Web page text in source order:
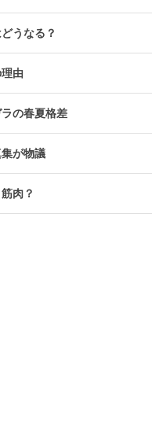
うなる？
由
の春夏格差
が物議
肉？